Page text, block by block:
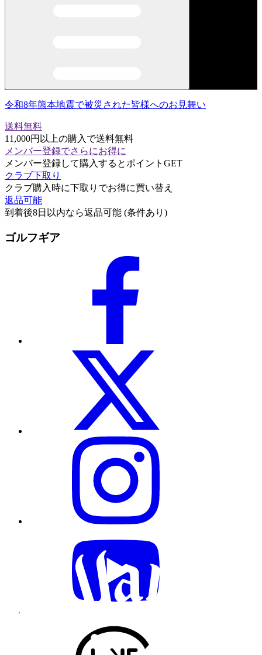
令和8年熊本地震で被災された皆様へのお見舞い
送料無料
11,000円以上の購入で送料無料
メンバー登録でさらにお得に
メンバー登録して購入するとポイントGET
クラブ下取り
クラブ購入時に下取りでお得に買い替え
返品可能
到着後8日以内なら返品可能 (条件あり)
ゴルフギア